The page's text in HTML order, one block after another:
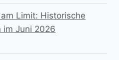
Limit: Historische
im Juni 2026